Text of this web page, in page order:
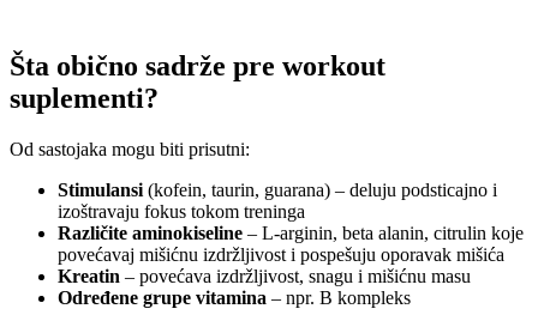
Šta obično sadrže pre workout
suplementi?
Od sastojaka mogu biti prisutni:
Stimulansi (kofein, taurin, guarana) – deluju podsticajno i
izoštravaju fokus tokom treninga
Različite aminokiseline – L-arginin, beta alanin, citrulin koje
povećavaj mišićnu izdržljivost i pospešuju oporavak mišića
Kreatin – povećava izdržljivost, snagu i mišićnu masu
Određene grupe vitamina – npr. B kompleks